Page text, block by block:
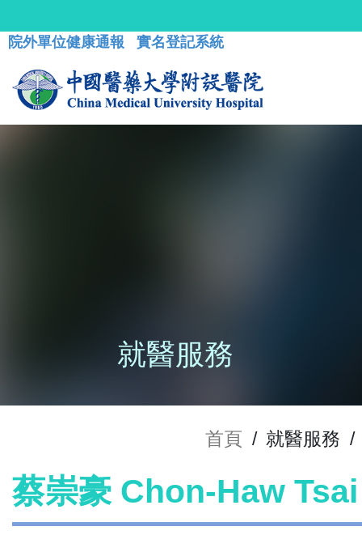
院外單位健康通報 實名登記系統
就醫服務
首頁 / 就醫服務 /
蔡崇豪 Chon-Haw